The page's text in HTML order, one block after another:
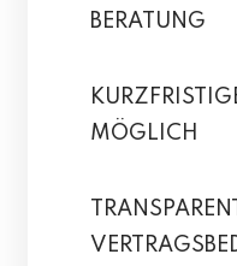
BERATUNG
MÖGLICH